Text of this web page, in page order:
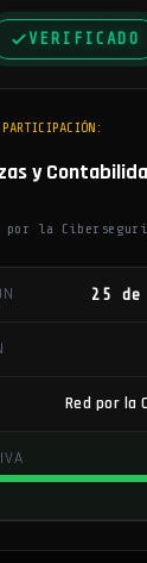
VERIFICADO
y
por la
25 de
Red por la